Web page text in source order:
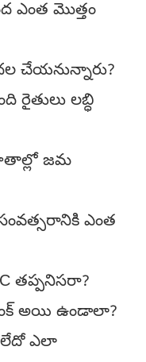
ఎంత మొత్తం
చేయనున్నారు?
రైతులు లబ్ధి
జమ
సంవత్సరానికి ఎంత
తప్పనిసరా?
అయి ఉండాలా?
ఎలా